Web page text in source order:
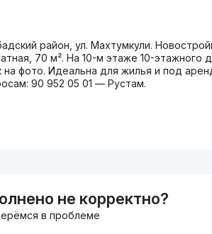
район, ул. Махтумкули.
70 м². На 10-м этаже 10-этажного
на фото. Идеальна для жилья и под
90 952 05 01 — Рустам.
не корректно?
в проблеме